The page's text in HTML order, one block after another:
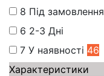
8 Під замовлення
6 2-3 Дні
7 У наявності 46
Характеристики